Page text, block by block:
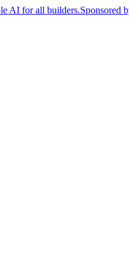
AI for all builders.Sponsored